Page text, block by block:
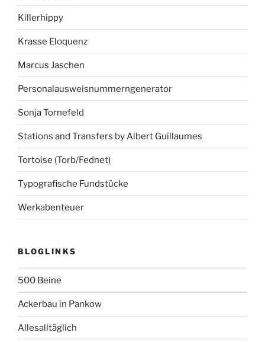
Killerhippy
Krasse Eloquenz
Marcus Jaschen
Personalausweisnummerngenerator
Sonja Tornefeld
Stations and Transfers by Albert Guillaumes
Tortoise (Torb/Fednet)
Typografische Fundstücke
Werkabenteuer
BLOGLINKS
500 Beine
Ackerbau in Pankow
Allesalltäglich